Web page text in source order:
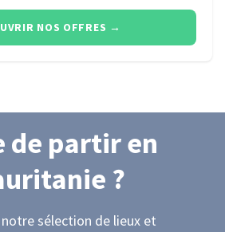
NOS OFFRES →
de partiren
?
notre sélection de lieux et